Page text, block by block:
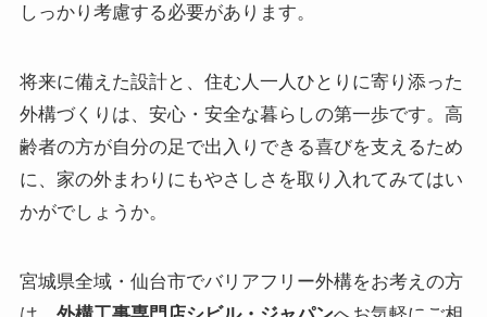
しっかり考慮する必要があります。
将来に備えた設計と、住む人一人ひとりに寄り添った
外構づくりは、安心・安全な暮らしの第一歩です。高
齢者の方が自分の足で出入りできる喜びを支えるため
に、家の外まわりにもやさしさを取り入れてみてはい
かがでしょうか。
宮城県全域・仙台市でバリアフリー外構をお考えの方